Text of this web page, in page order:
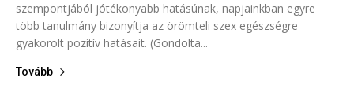
szempontjából jótékonyabb hatásúnak, napjainkban egyre
több tanulmány bizonyítja az örömteli szex egészségre
gyakorolt pozitív hatásait. (Gondolta...
Tovább